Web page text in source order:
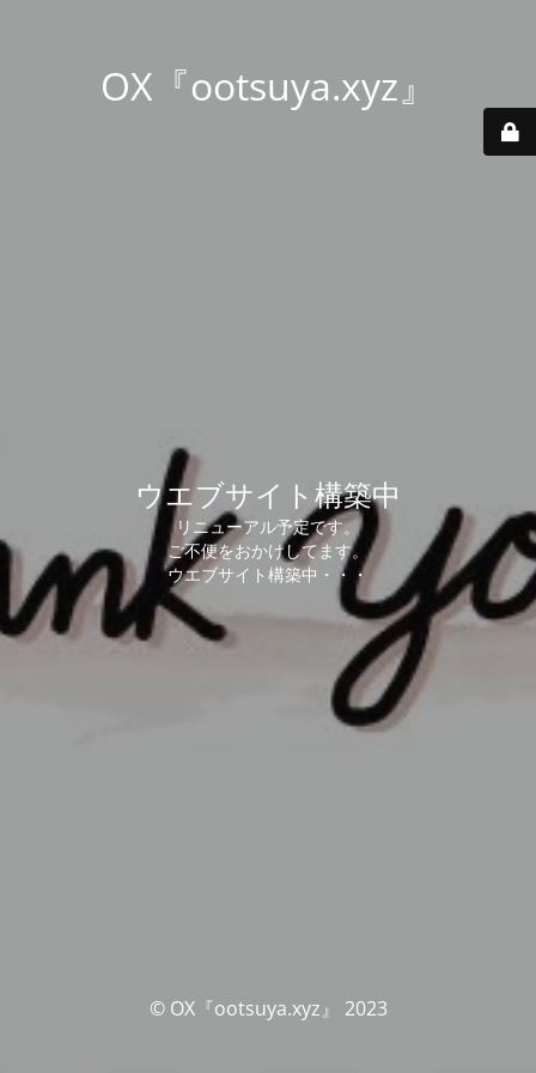
OX『ootsuya.xyz』
ウエブサイト構築中
リニューアル予定です。
ご不便をおかけしてます。
ウエブサイト構築中・・・
© OX『ootsuya.xyz』 2023